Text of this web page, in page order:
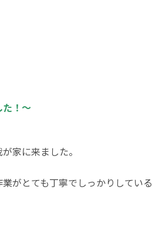
！～
家に来ました。
がとても丁寧でしっかりしている